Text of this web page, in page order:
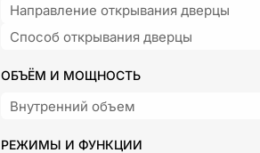
Направление открывания дверцы
Способ открывания дверцы
ОБЪЁМ И МОЩНОСТЬ
Внутренний объем
РЕЖИМЫ И ФУНКЦИИ